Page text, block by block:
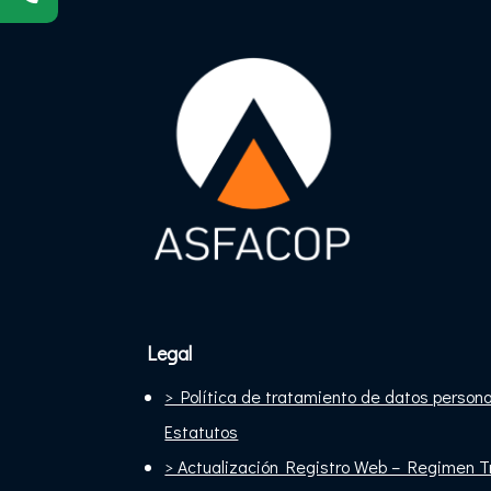
Legal
> Política de tratamiento de datos
Estatutos
> Actualización Registro Web – Regimen